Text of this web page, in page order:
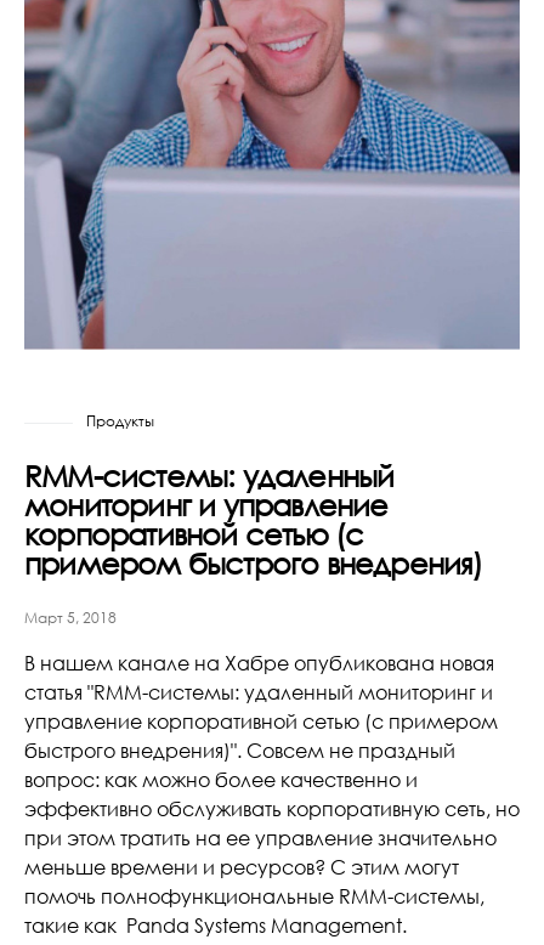
Продукты
RMM-системы: удаленный
мониторинг и управление
корпоративной сетью (с
примером быстрого внедрения)
Март 5, 2018
В нашем канале на Хабре опубликована новая
статья "RMM-системы: удаленный мониторинг и
управление корпоративной сетью (с примером
быстрого внедрения)". Совсем не праздный
вопрос: как можно более качественно и
эффективно обслуживать корпоративную сеть, но
при этом тратить на ее управление значительно
меньше времени и ресурсов? С этим могут
помочь полнофункциональные RMM-системы,
такие как Panda Systems Management.